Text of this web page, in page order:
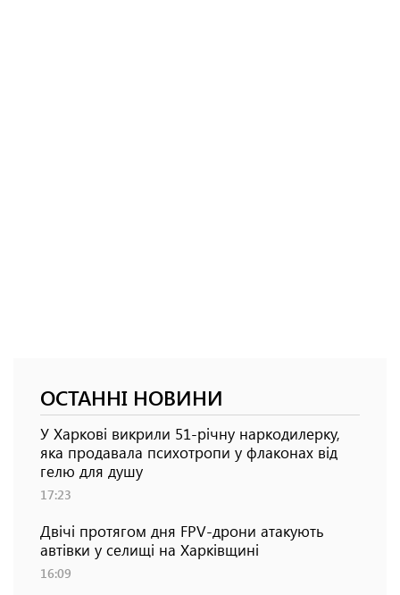
ОСТАННІ НОВИНИ
У Харкові викрили 51-річну наркодилерку,
яка продавала психотропи у флаконах від
гелю для душу
17:23
Двічі протягом дня FPV-дрони атакують
автівки у селищі на Харківщині
16:09